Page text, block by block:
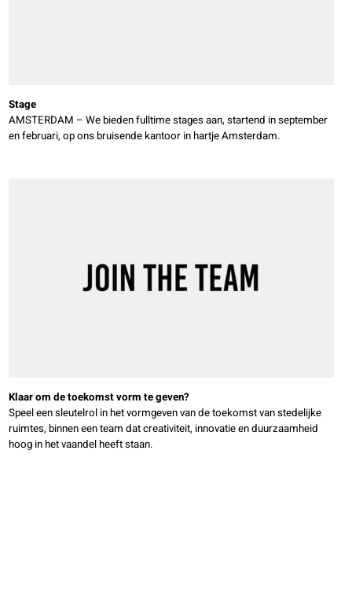
Stage
AMSTERDAM – We bieden fulltime stages aan, startend in september
en februari, op ons bruisende kantoor in hartje Amsterdam.
Klaar om de toekomst vorm te geven?
Speel een sleutelrol in het vormgeven van de toekomst van stedelijke
ruimtes, binnen een team dat creativiteit, innovatie en duurzaamheid
hoog in het vaandel heeft staan.